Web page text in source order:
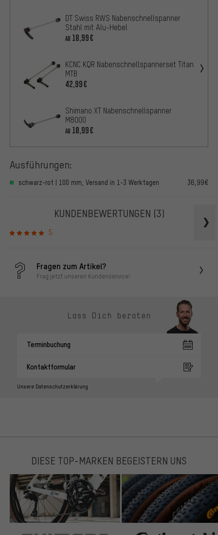
DT Swiss RWS Nabenschnellspanner
Stahl mit Alu-Hebel
AB 18,99€
KCNC KQR Nabenschnellspannerset Titan
MTB
42,99€
Shimano XT Nabenschnellspanner
M8000
AB 10,99€
Ausführungen:
schwarz-rot | 100 mm, Versand in 1-3 Werktagen 36,99€
KUNDENBEWERTUNGEN (3)
5
Fragen zum Artikel?
Frag jetzt unseren Kundenservice!
Lass Dich beraten
Terminbuchung
Kontaktformular
Unsere Datenschutzerklärung
DIESE TOP-MARKEN BEGEISTERN UNS